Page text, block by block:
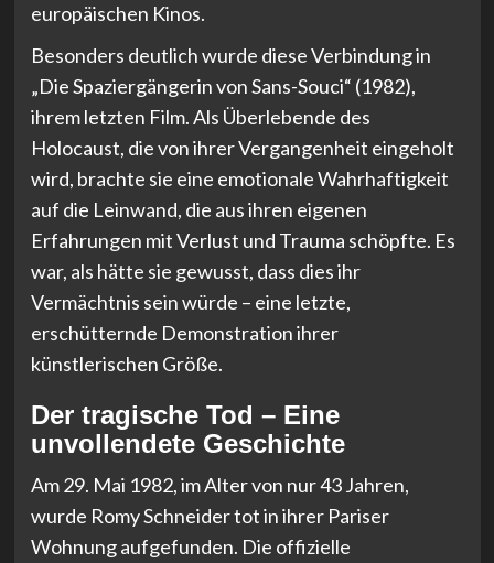
europäischen Kinos.
Besonders deutlich wurde diese Verbindung in
„Die Spaziergängerin von Sans-Souci“ (1982),
ihrem letzten Film. Als Überlebende des
Holocaust, die von ihrer Vergangenheit eingeholt
wird, brachte sie eine emotionale Wahrhaftigkeit
auf die Leinwand, die aus ihren eigenen
Erfahrungen mit Verlust und Trauma schöpfte. Es
war, als hätte sie gewusst, dass dies ihr
Vermächtnis sein würde – eine letzte,
erschütternde Demonstration ihrer
künstlerischen Größe.
Der tragische Tod – Eine
unvollendete Geschichte
Am 29. Mai 1982, im Alter von nur 43 Jahren,
wurde Romy Schneider tot in ihrer Pariser
Wohnung aufgefunden. Die offizielle